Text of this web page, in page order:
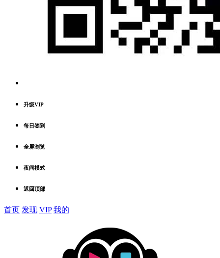
升级VIP
每日签到
全屏浏览
夜间模式
返回顶部
首页 发现 VIP 我的